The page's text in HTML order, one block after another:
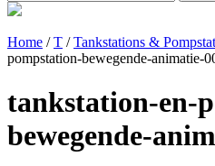
Home /T /Tankstations &
pompstation-bewegende-animatie-
tankstation-en-
bewegende-